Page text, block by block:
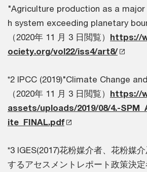
"Agriculture production as a
h system exceeding planetary
（2020年 11 月 3 日閲覧） https://
ociety.org/vol22/iss4/art8/
*2 IPCC (2019)"Climate Change
（2020年 11 月 3 日閲覧） https://
assets/uploads/2019/08/4.-
ite_FINAL.pdf
*3 IGES(2017)花粉媒介者、花粉媒
するアセスメントレポート政策決